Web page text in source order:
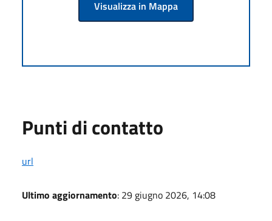
Visualizza in Mappa
Punti di contatto
url
Ultimo aggiornamento: 29 giugno 2026, 14:08